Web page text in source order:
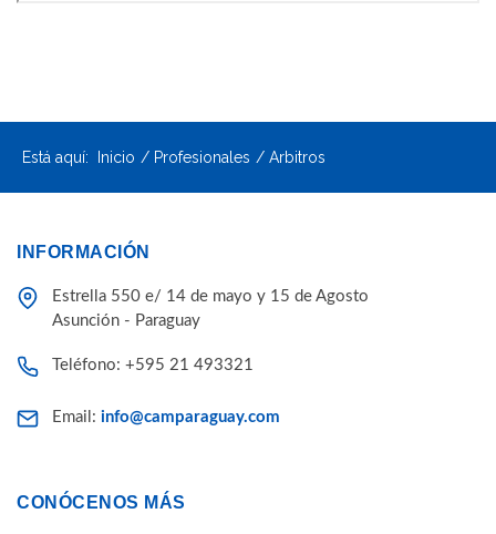
Está aquí: Inicio Profesionales Arbitros
INFORMACIÓN
Estrella 550 e/ 14 de mayo y 15 de Agosto
Asunción - Paraguay
Teléfono: +595 21 493321
Email: info@camparaguay.com
CONÓCENOS MÁS